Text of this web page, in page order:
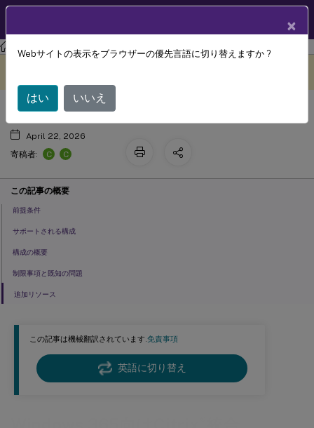
Windows 365 向け Citrix 統合
この記事は機械翻訳されています.免責事項
英語に切り替え
Windows 365向けCitrix®統合
April 22, 2026
寄稿者:
C C
この記事の概要
前提条件
サポートされる構成
構成の概要
制限事項と既知の問題
追加リソース
×
Webサイトの表示をブラウザーの優先言語に切り替えますか ?
はい いいえ